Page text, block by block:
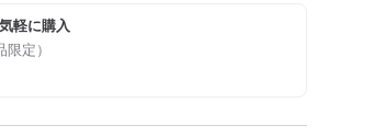
軽に購入
定）